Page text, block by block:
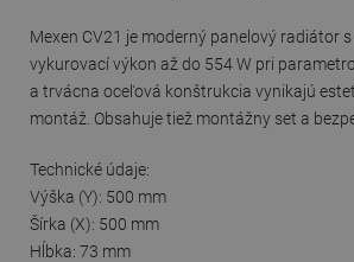
Mexen CV21 je moderný panelový radiátor
vykurovací výkon až do 554 W pri
a trvácna oceľová konštrukcia vynikajú
montáž. Obsahuje tiež montážny set a
Technické údaje:
Výška (Y): 500 mm
Šírka (X): 500 mm
Hĺbka: 73 mm